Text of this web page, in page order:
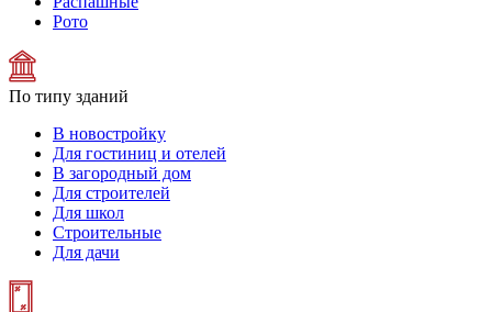
Рото
По типу зданий
В новостройку
Для гостиниц и отелей
В загородный дом
Для строителей
Для школ
Строительные
Для дачи